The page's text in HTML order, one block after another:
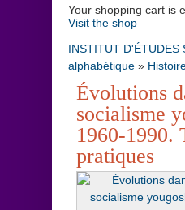
Your shopping cart is
Visit the shop
INSTITUT D'ÉTUDES
alphabétique »
Évolutions
socialisme
1960-1990.
pratiques